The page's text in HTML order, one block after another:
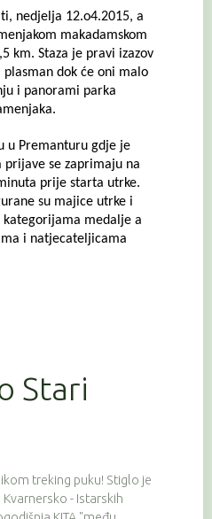
nedjelja 12.o4.2015, a
makadamskom
km. Staza je pravi izazov
dok će oni malo
i panorami parka
u Premanturu gdje je
prijave se zaprimaju na
prije starta utrke.
su majice utrke i
medalje a
i natjecateljicama
Stari
treking puku! Stiglo je
- Istarskih